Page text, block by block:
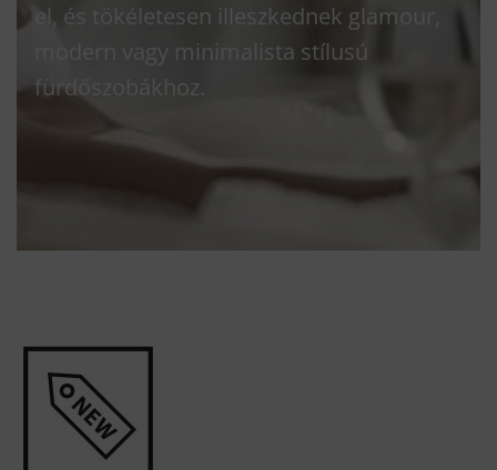
el, és tökéletesen illeszkednek glamour,
modern vagy minimalista stílusú
fürdőszobákhoz.